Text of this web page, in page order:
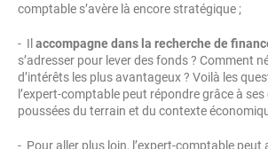
comptable s’avère là encore stratégique ;
- Il accompagne dans la recherche de
s’adresser pour lever des fonds ? Comment
d’intérêts les plus avantageux ? Voilà les
l’expert-comptable peut répondre grâce à
poussées du terrain et du contexte
- Pour aller plus loin, l’expert-comptable peut